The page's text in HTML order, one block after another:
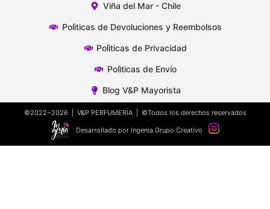
Viña del Mar - Chile
Polìticas de Devoluciones y Reembolsos
Polìticas de Privacidad
Polìticas de Envío
Blog V&P Mayorista
©2022~2026 | V&P PERFUMERÍA | ©Todos los derechos reservados
Desarrollado por Ingenia Grupo Creativo